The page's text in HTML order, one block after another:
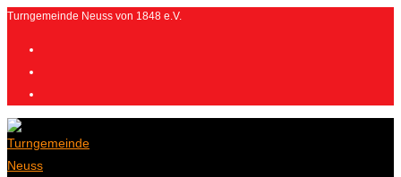
Zum
Turngemeinde Neuss von 1848 e.V.